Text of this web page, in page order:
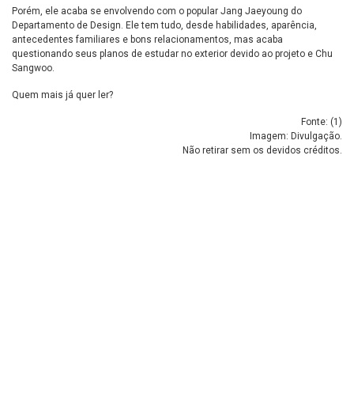
Porém, ele acaba se envolvendo com o popular Jang Jaeyoung do
Departamento de Design. Ele tem tudo, desde habilidades, aparência,
antecedentes familiares e bons relacionamentos, mas acaba
questionando seus planos de estudar no exterior devido ao projeto e Chu
Sangwoo.
Quem mais já quer ler?
Fonte: (1 )
Imagem: Divulgação.
Não retirar sem os devidos créditos.